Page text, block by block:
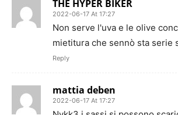
THE HYPER BIKER
2022-06-17 At 17:27
Non serve l'uva e le olive
mietitura che sennò sta serie
Reply
mattia deben
2022-06-17 At 17:27